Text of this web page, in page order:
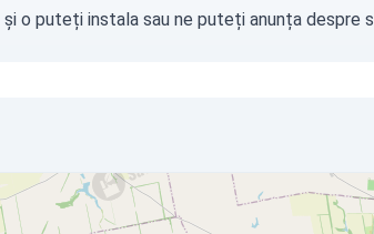
și o puteți instala sau ne puteți anunțadespre